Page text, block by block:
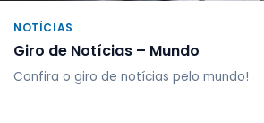
NOTÍCIAS
Giro de Notícias – Mundo
Confira o giro de notícias pelo mundo!